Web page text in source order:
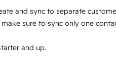
and sync to separate
sure to sync only one
and up.